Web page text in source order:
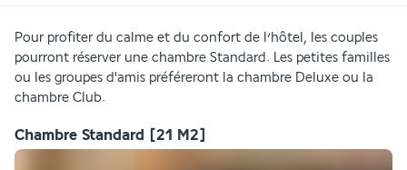
Pour profiter du calme et du confort de l’hôtel, les couples
pourront réserver une chambre Standard. Les petites familles
ou les groupes d'amis préféreront la chambre Deluxe ou la
chambre Club.
Chambre Standard [21 M2]